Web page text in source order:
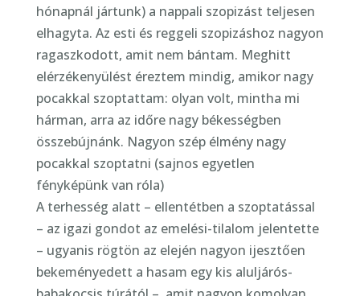
hónapnál jártunk) a nappali szopizást teljesen
elhagyta. Az esti és reggeli szopizáshoz nagyon
ragaszkodott, amit nem bántam. Meghitt
elérzékenyülést éreztem mindig, amikor nagy
pocakkal szoptattam: olyan volt, mintha mi
hárman, arra az időre nagy békességben
összebújnánk. Nagyon szép élmény nagy
pocakkal szoptatni (sajnos egyetlen
fényképünk van róla)
A terhesség alatt – ellentétben a szoptatással
– az igazi gondot az emelési-tilalom jelentette
– ugyanis rögtön az elején nagyon ijesztően
bekeményedett a hasam egy kis aluljárós-